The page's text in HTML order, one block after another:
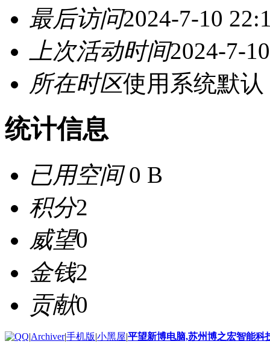
最后访问2024-7-10
上次活动时间2024-7-
所在时区使用系统默认
统计信息
已用空间0 B
积分2
威望0
金钱2
贡献0
|Archiver|手机版|小黑屋|平望新博电脑,苏州博之宏智能科